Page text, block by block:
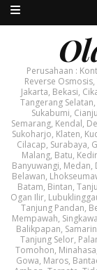
Perusahaan :
Reverse Osmosis,
Jakarta, Bekasi,
Tangerang
Sukabumi,
Semarang, Kendal,
Sukoharjo, Klaten,
Cilacap, Surabaya,
Malang, Batu,
Banyuwangi, Medan,
Belawan,
Batam, Bintan,
Ogan Ilir,
Tanjung Pandan,
Mempawah,
Balikpapan,
Tanjung Selor,
Tomohon,
Gowa, Maros,